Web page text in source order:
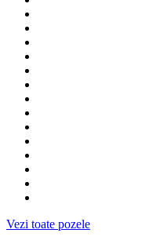
Vezi toate pozele